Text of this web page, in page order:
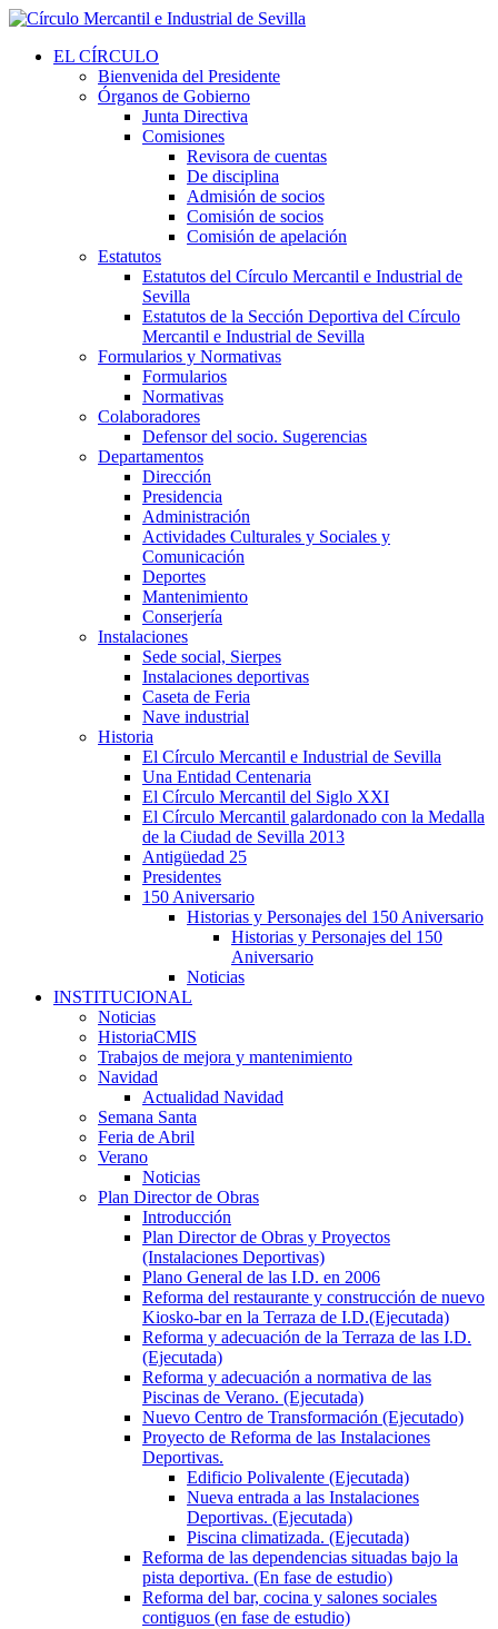
EL CÍRCULO
Bienvenida del Presidente
Órganos de Gobierno
Junta Directiva
Comisiones
Revisora de cuentas
De disciplina
Admisión de socios
Comisión de socios
Comisión de apelación
Estatutos
Estatutos del Círculo Mercantil e Industrial de
Sevilla
Estatutos de la Sección Deportiva del Círculo
Mercantil e Industrial de Sevilla
Formularios y Normativas
Formularios
Normativas
Colaboradores
Defensor del socio. Sugerencias
Departamentos
Dirección
Presidencia
Administración
Actividades Culturales y Sociales y
Comunicación
Deportes
Mantenimiento
Conserjería
Instalaciones
Sede social, Sierpes
Instalaciones deportivas
Caseta de Feria
Nave industrial
Historia
El Círculo Mercantil e Industrial de Sevilla
Una Entidad Centenaria
El Círculo Mercantil del Siglo XXI
El Círculo Mercantil galardonado con la Medalla
de la Ciudad de Sevilla 2013
Antigüedad 25
Presidentes
150 Aniversario
Historias y Personajes del 150 Aniversario
Historias y Personajes del 150
Aniversario
Noticias
INSTITUCIONAL
Noticias
HistoriaCMIS
Trabajos de mejora y mantenimiento
Navidad
Actualidad Navidad
Semana Santa
Feria de Abril
Verano
Noticias
Plan Director de Obras
Introducción
Plan Director de Obras y Proyectos
(Instalaciones Deportivas)
Plano General de las I.D. en 2006
Reforma del restaurante y construcción de nuevo
Kiosko-bar en la Terraza de I.D.(Ejecutada)
Reforma y adecuación de la Terraza de las I.D.
(Ejecutada)
Reforma y adecuación a normativa de las
Piscinas de Verano. (Ejecutada)
Nuevo Centro de Transformación (Ejecutado)
Proyecto de Reforma de las Instalaciones
Deportivas.
Edificio Polivalente (Ejecutada)
Nueva entrada a las Instalaciones
Deportivas. (Ejecutada)
Piscina climatizada. (Ejecutada)
Reforma de las dependencias situadas bajo la
pista deportiva. (En fase de estudio)
Reforma del bar, cocina y salones sociales
contiguos (en fase de estudio)